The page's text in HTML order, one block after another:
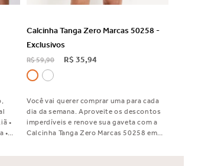
•
•
•
Calcinha Tanga Zero Marcas 50258 -
Exclusivos
R$59,90 R$ 35,94
Você vai querer comprar uma para cada
dia da semana. Aproveite os descontos
imperdíveis e renove sua gaveta com a
Calcinha Tanga Zero Marcas 50258 em